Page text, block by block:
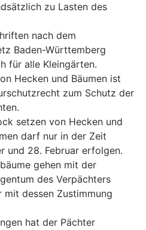
zu Lasten des
nach dem
Baden-Württemberg
für alle Kleingärten.
Hecken und Bäumen ist
zum Schutz der
setzen von Hecken und
darf nur in der Zeit
und 28. Februar erfolgen.
gehen mit der
des Verpächters
mit dessen Zustimmung
hat der Pächter